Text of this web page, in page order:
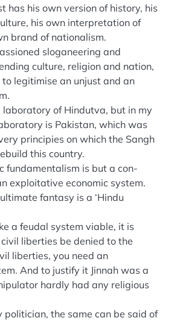
has his own version of history, his
his own interpretation of
brand of nationalism.
sloganeering and
culture, religion and nation,
legitimise an unjust and an
laboratory of Hindutva, but in my
is Pakistan, which was
principies on which the Sangh
this country.
fundamentalism is but a con-
exploitative economic system.
fantasy is a ‘Hindu
a feudal system viable, it is
liberties be denied to the
liberties, you need an
And to justify it Jinnah was a
hardly had any religious
politician, the same can be said of